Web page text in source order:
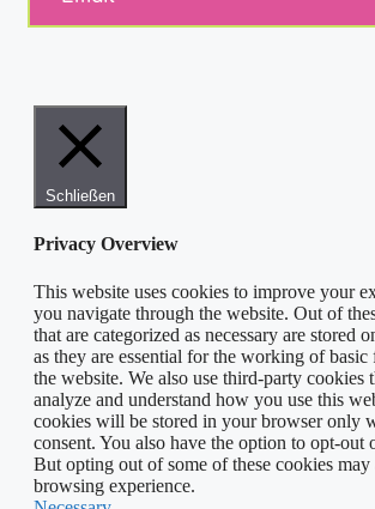
Schließen
Privacy Overview
This website uses cookies to improve your
you navigate through the website. Out of
that are categorized as necessary are stored
as they are essential for the working of
the website. We also use third-party cookies
analyze and understand how you use this
cookies will be stored in your browser only
consent. You also have the option to opt-out
But opting out of some of these cookies
browsing experience.